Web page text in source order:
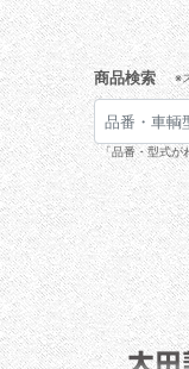
商品検索 ※
「品番・型式が